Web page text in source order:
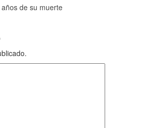
de su muerte